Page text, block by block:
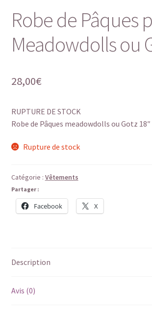
Robe de Pâques
Meadowdolls ou
28,00€
RUPTURE DE STOCK
Robe de Pâques meadowdolls ou Gotz 18″
Rupture de stock
Catégorie : Vêtements
Partager :
Facebook X
Description
Avis (0)